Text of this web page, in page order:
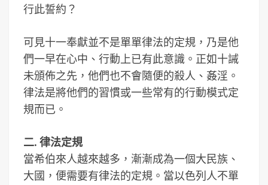
行此誓約？
可見十一奉獻並不是單單律法的定規，乃是他
們一早在心中、行動上已有此意識。正如十誡
未頒佈之先，他們也不會隨便的殺人、姦淫。
律法是將他們的習慣或一些常有的行動模式定
規而已。
二. 律法定規
當希伯來人越來越多，漸漸成為一個大民族、
大國，便需要有律法的定規。當以色列人不單